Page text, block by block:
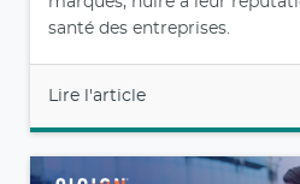
santé des entreprises.
Lire l'article